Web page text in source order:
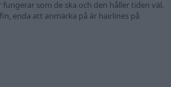
som de ska och den håller tiden väl.
enda att anmärka på är hairlines på